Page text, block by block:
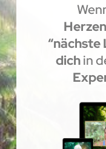
“nächste
dichin